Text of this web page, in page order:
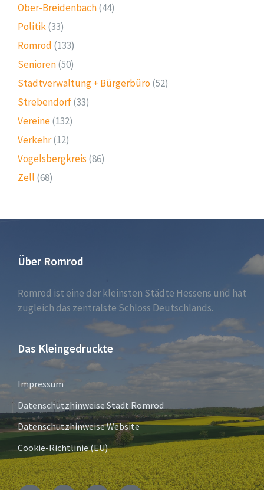
Ober-Breidenbach(44)
Politik(33)
Romrod (133)
Senioren(50)
Stadtverwaltung + Bürgerbüro (52)
Strebendorf(33)
Vereine(132)
Verkehr(12)
Vogelsbergkreis (86)
Zell (68)
Über Romrod
Romrod ist eine der kleinsten Städte Hessens und hat
zugleich das zentralste Schloss Deutschlands.
Das Kleingedruckte
Impressum
Datenschutzhinweise Stadt Romrod
Datenschutzhinweise Website
Cookie-Richtlinie (EU)